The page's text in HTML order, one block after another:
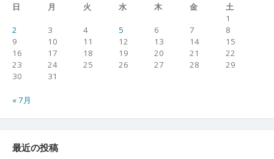
日
月 火 水 木 金
土
1
2
3 4 5 6 7
8
9
10 11 12 13 14
15
16
17 18 19 20 21
22
23
24 25 26 27 28
29
30
31
« 7月
最近の投稿